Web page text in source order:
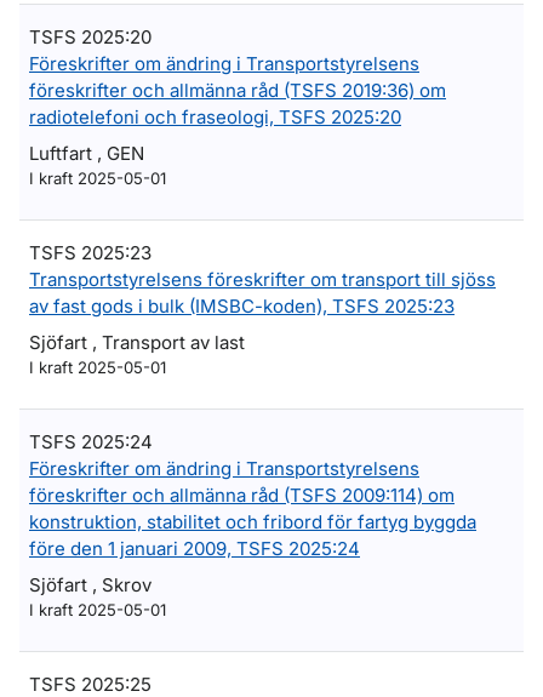
TSFS 2025:20
Föreskrifter om ändring i Transportstyrelsens
föreskrifter och allmänna råd (TSFS 2019:36) om
radiotelefoni och fraseologi, TSFS 2025:20
Luftfart , GEN
I kraft 2025-05-01
TSFS 2025:23
Transportstyrelsens föreskrifter om transport till sjöss
av fast gods i bulk (IMSBC-koden), TSFS 2025:23
Sjöfart , Transport av last
I kraft 2025-05-01
TSFS 2025:24
Föreskrifter om ändring i Transportstyrelsens
föreskrifter och allmänna råd (TSFS 2009:114) om
konstruktion, stabilitet och fribord för fartyg byggda
före den 1 januari 2009, TSFS 2025:24
Sjöfart , Skrov
I kraft 2025-05-01
TSFS 2025:25